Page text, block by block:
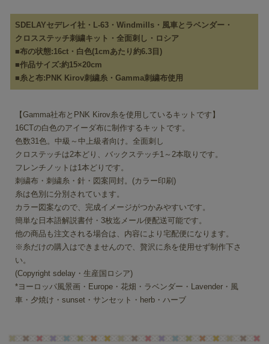
SDELAYセデレイ社・L-63・Windmills・風車とラベンダー・
クロスステッチ刺繍キット・全面刺し・ロシア
■布の状態:16ct・白色(1cmあたり約6.3目)
■作品サイズ:約15×20cm
■糸と布:PNK Kirov刺繍糸・Gamma刺繍布使用
【Gamma社布とPNK Kirov糸を使用しているキットです】
16CTの白色のアイーダ布に制作するキットです。
色数31色。中級～中上級者向け。全面刺し
クロステッチは2本どり、バックステッチ1～2本取りです。
フレンチノットは1本どりです。
刺繍布・刺繍糸・針・図案同封。(カラー印刷)
糸は色別に分別されています。
カラー図案なので、完成イメージがつかみやすいです。
簡単な日本語解説書付・3枚迄メール便配送可能です。
他の商品も注文される場合は、内容により宅配便になります。
※糸だけの購入はできませんので、贅沢に糸を使用せず制作下さ
い。
(Copyright sdelay・生産国ロシア)
*ヨーロッパ風景画・Europe・花畑・ラベンダー・Lavender・風
車・夕焼け・sunset・サンセット・herb・ハーブ